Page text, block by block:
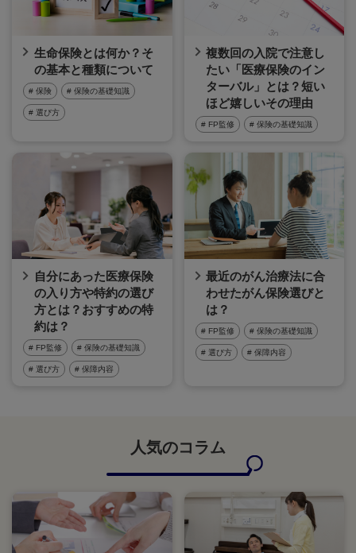
生命保険とは何か？そ
の基本と種類について
# 保険 # 保険の基礎知識
# 選び方
複数回の入院で注意し
たい「医療保険のイン
ターバル」とは？短い
ほど嬉しいその理由
# FP監修 # 保険の基礎知識
自分にあった医療保険
の入り方や特約の選び
方とは？おすすめの特
約は？
# FP監修 # 保険の基礎知識
# 選び方 # 保障内容
最近のがん治療法に合
わせたがん保険選びと
は？
# FP監修 # 保険の基礎知識
# 選び方 # 保障内容
人気のコラム